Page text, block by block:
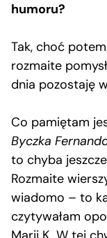
humoru?
Tak, choć
rozmaite
dnia pozostaję
Co pamiętam
Byczka
to chyba
Rozmaite
wiadomo – to
czytywałam